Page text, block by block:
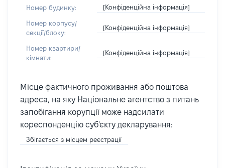
Номер будинку: [Конфіденційна інформація]
Номер корпусу/
секції/блоку:
[Конфіденційна інформація]
Номер квартири/
кімнати:
[Конфіденційна інформація]
Місце фактичного проживання або поштова
адреса, на яку Національне агентство з питань
запобігання корупції може надсилати
кореспонденцію суб'єкту декларування:
Збігається з місцем реєстрації